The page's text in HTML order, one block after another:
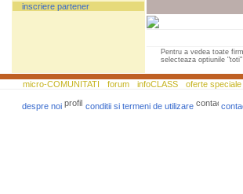
inscriere partener
Pentru a vedea toate
selecteaza optiunile "toti"
micro-COMUNITATI forum infoCLASS oferte speciale
despre noi conditii si termeni de utilizare